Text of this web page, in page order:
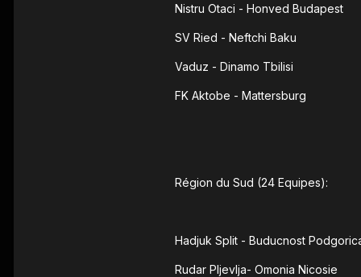
Nistru Otaci - Honved Budapest
SV Ried - Neftchi Baku
Vaduz - Dinamo Tbilisi
FK Aktobe - Mattersburg
Région du Sud (24 Equipes):
Hadjuk Split - Buducnost
Rudar Pljevlja- Omonia Nicosie